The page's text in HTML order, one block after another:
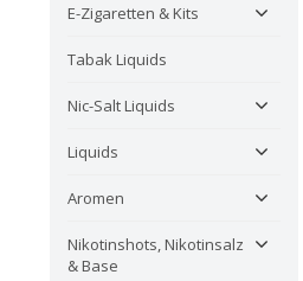
E-Zigaretten & Kits
Tabak Liquids
Nic-Salt Liquids
Liquids
Aromen
Nikotinshots, Nikotinsalz
& Base